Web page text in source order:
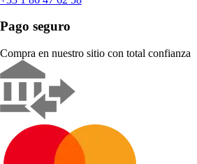
Pago seguro
Compra en nuestro sitio con total confianza